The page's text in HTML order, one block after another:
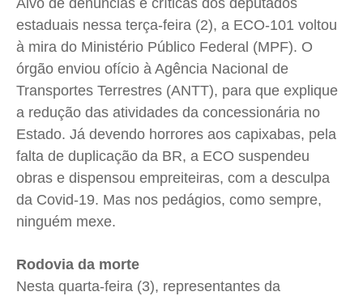
Alvo de denúncias e críticas dos deputados
estaduais nessa terça-feira (2), a ECO-101 voltou
à mira do Ministério Público Federal (MPF). O
órgão enviou ofício à Agência Nacional de
Transportes Terrestres (ANTT), para que explique
a redução das atividades da concessionária no
Estado. Já devendo horrores aos capixabas, pela
falta de duplicação da BR, a ECO suspendeu
obras e dispensou empreiteiras, com a desculpa
da Covid-19. Mas nos pedágios, como sempre,
ninguém mexe.
Rodovia da morte
Nesta quarta-feira (3), representantes da